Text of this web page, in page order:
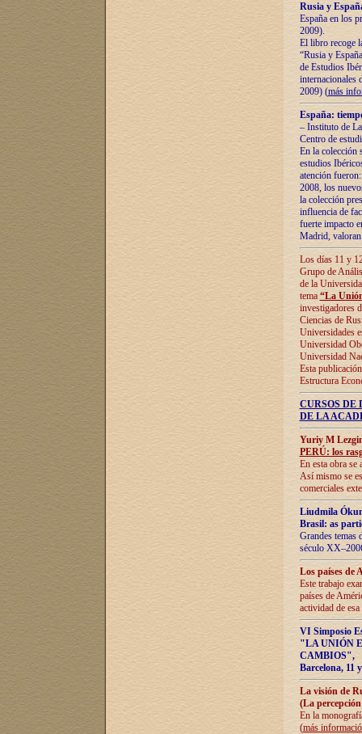
Rusia y
España en los
2009).
El libro recoge
“Rusia y
de Estudios
internacionales
2009) (más
España:
– Instituto de
Centro de
En la colección
estudios
atención
2008, los
la colección
influencia de
fuerte impacto
Madrid,
Los días 11 y
Grupo de
de la
tema “La
investigadores
Ciencias de
Universidades
Universidad
Universidad
Esta
Estructura
CURSOS
DE LA
Yuriy M
PERÚ: los
En esta obra se
Así mismo se
comerciales
Liudmila
Brasil: as
Grandes temas
século
Los países de
Este trabajo
países de
actividad de
VI Simposio
"LA UNIÓN
CAMBIOS",
Barcelona, 11
La visión de
(La
En la
(más